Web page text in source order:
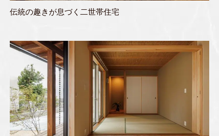
伝統の趣きが息づく二世帯住宅